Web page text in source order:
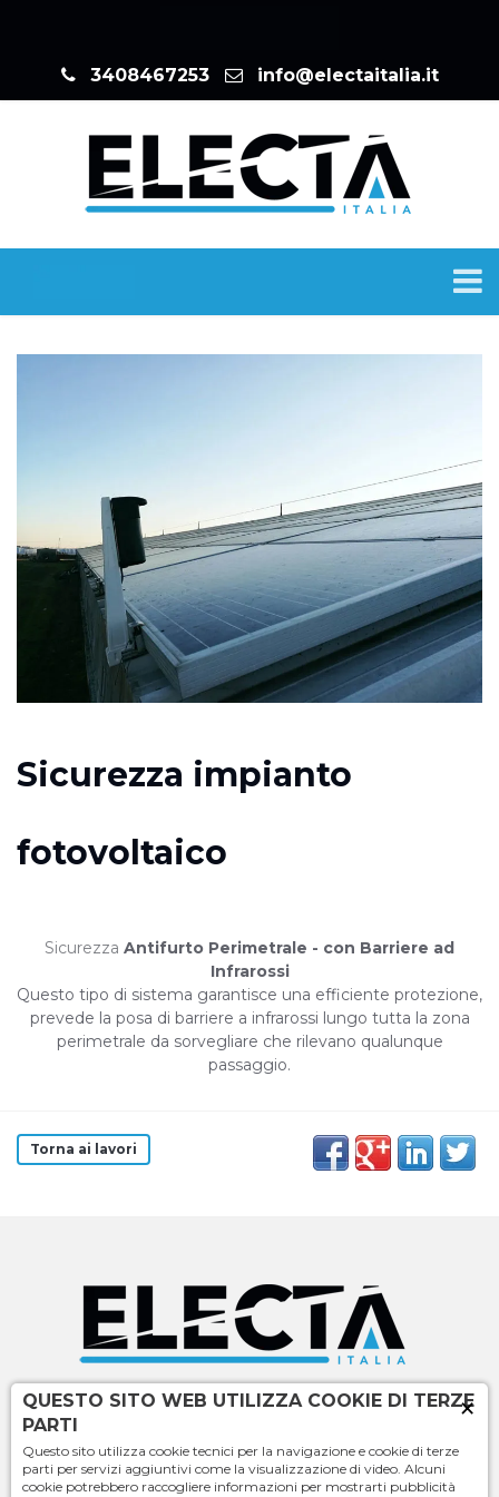
3408467253 info@electaitalia.it
Sicurezza impianto
fotovoltaico
Sicurezza Antifurto Perimetrale - con Barriere ad
Infrarossi
Questo tipo di sistema garantisce una efficiente protezione,
prevede la posa di barriere a infrarossi lungo tutta la zona
perimetrale da sorvegliare che rilevano qualunque
passaggio.
Torna ai lavori
×
QUESTO SITO WEB UTILIZZA COOKIE DI TERZE
PARTI
Questo sito utilizza cookie tecnici per la navigazione e cookie di terze
parti per servizi aggiuntivi come la visualizzazione di video. Alcuni
cookie potrebbero raccogliere informazioni per mostrarti pubblicità